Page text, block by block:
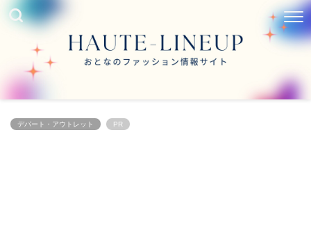
デパート・アウトレット PR